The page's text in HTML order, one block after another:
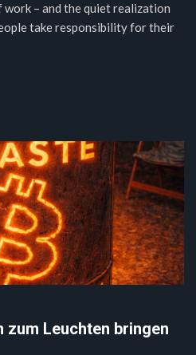
– and the quiet realization
take responsibility for their
zum Leuchten bringen